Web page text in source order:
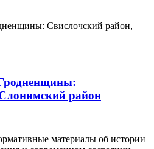
район
материалы об истории